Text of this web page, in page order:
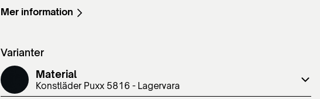
Mer information
Varianter
Material
Konstläder Puxx 5816 - Lagervara